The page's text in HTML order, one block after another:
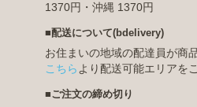
1370円・沖縄 1370円
■配送について(bdelivery)
お住まいの地域の配達員が商
こちら より配送可能エリアを
■ご注文の締め切り